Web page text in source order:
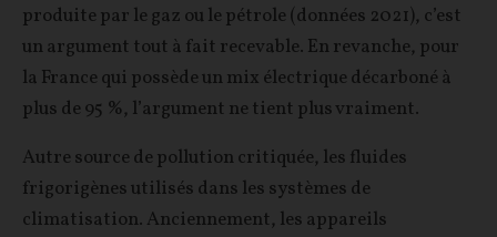
produite par le gaz ou le pétrole (données 2021), c’est
un argument tout à fait recevable. En revanche, pour
la France qui possède un mix électrique décarboné à
plus de 95 %, l’argument ne tient plus vraiment.
Autre source de pollution critiquée, les fluides
frigorigènes utilisés dans les systèmes de
climatisation. Anciennement, les appareils